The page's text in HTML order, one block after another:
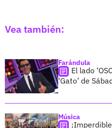
Vea también:
Farándula
El lado
‘Gato’ de
Música